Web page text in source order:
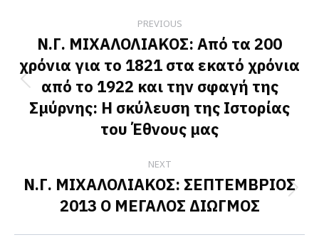
navigation
PREVIOUS
Previous
post:
Ν.Γ. ΜΙΧΑΛΟΛΙΑΚΟΣ: Από τα 200
χρόνια για το 1821 στα εκατό χρόνια
από το 1922 και την σφαγή της
Σμύρνης: Η σκύλευση της Ιστορίας
του Έθνους μας
NEXT
Next
post:
Ν.Γ. ΜΙΧΑΛΟΛΙΑΚΟΣ: ΣΕΠΤΕΜΒΡΙΟΣ
2013 Ο ΜΕΓΑΛΟΣ ΔΙΩΓΜΟΣ